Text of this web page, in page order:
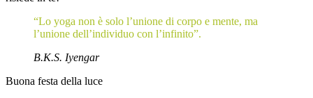
“Lo yoga non è solo l’unione di corpo e mente, ma
l’unione dell’individuo con l’infinito”.
B.K.S. Iyengar
Buona festa della luce